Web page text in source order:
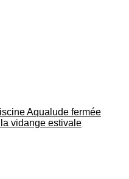
Aqualude fermée
vidange estivale